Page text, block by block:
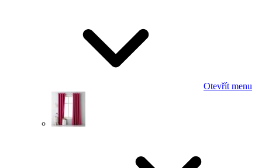
Otevřít menu